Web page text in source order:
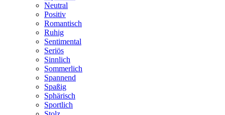
Neutral
Positiv
Romantisch
Ruhig
Sentimental
Seriös
Sinnlich
Sommerlich
Spannend
Spaßig
Sphärisch
Sportlich